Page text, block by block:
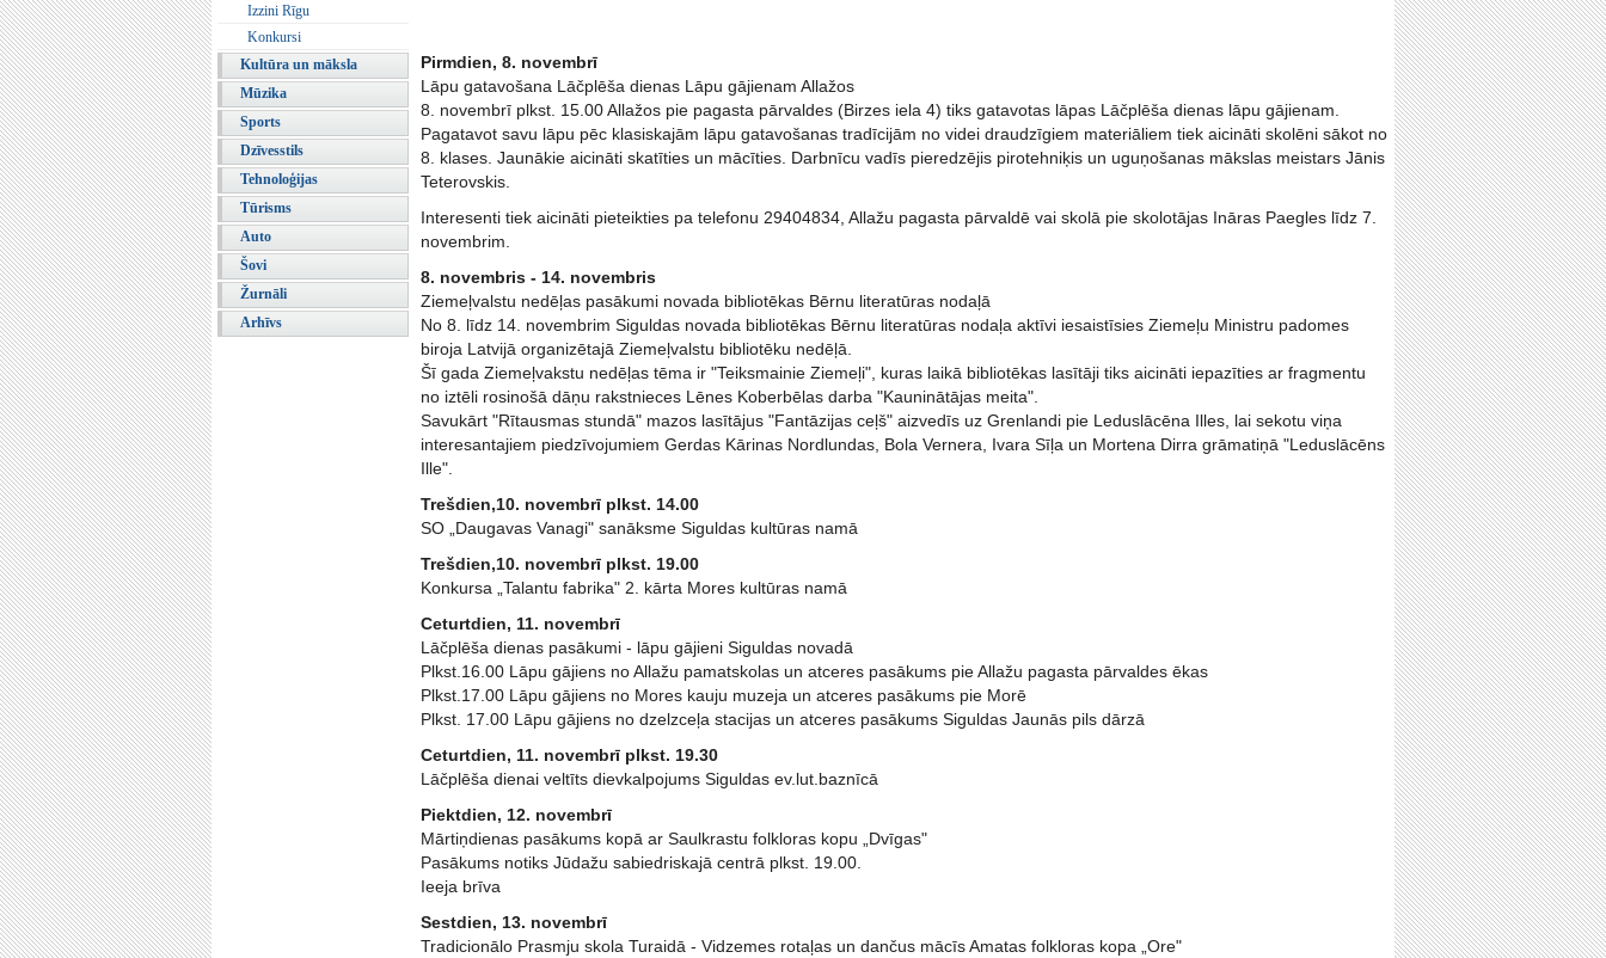
Izzini Rīgu
Konkursi
Kultūra un māksla
Mūzika
Sports
Dzīvesstils
Tehnoloģijas
Tūrisms
Auto
Šovi
Žurnāli
Arhīvs
Pirmdien, 8. novembrī
Lāpu gatavošana Lāčplēša dienas Lāpu gājienam Allažos
8. novembrī plkst. 15.00 Allažos pie pagasta pārvaldes (Birzes iela 4) tiks gatavotas lāpas Lāčplēša dienas lāpu gājienam.
Pagatavot savu lāpu pēc klasiskajām lāpu gatavošanas tradīcijām no videi draudzīgiem materiāliem tiek aicināti skolēni sākot no
8. klases. Jaunākie aicināti skatīties un mācīties. Darbnīcu vadīs pieredzējis pirotehniķis un uguņošanas mākslas meistars Jānis
Teterovskis.
Interesenti tiek aicināti pieteikties pa telefonu 29404834, Allažu pagasta pārvaldē vai skolā pie skolotājas Ināras Paegles līdz 7.
novembrim.
8. novembris - 14. novembris
Ziemeļvalstu nedēļas pasākumi novada bibliotēkas Bērnu literatūras nodaļā
No 8. līdz 14. novembrim Siguldas novada bibliotēkas Bērnu literatūras nodaļa aktīvi iesaistīsies Ziemeļu Ministru padomes
biroja Latvijā organizētajā Ziemeļvalstu bibliotēku nedēļā.
Šī gada Ziemeļvakstu nedēļas tēma ir "Teiksmainie Ziemeļi", kuras laikā bibliotēkas lasītāji tiks aicināti iepazīties ar fragmentu
no iztēli rosinošā dāņu rakstnieces Lēnes Koberbēlas darba "Kauninātājas meita".
Savukārt "Rītausmas stundā" mazos lasītājus "Fantāzijas ceļš" aizvedīs uz Grenlandi pie Leduslācēna Illes, lai sekotu viņa
interesantajiem piedzīvojumiem Gerdas Kārinas Nordlundas, Bola Vernera, Ivara Sīļa un Mortena Dirra grāmatiņā "Leduslācēns
Ille".
Trešdien,10. novembrī plkst. 14.00
SO „Daugavas Vanagi" sanāksme Siguldas kultūras namā
Trešdien,10. novembrī plkst. 19.00
Konkursa „Talantu fabrika" 2. kārta Mores kultūras namā
Ceturtdien, 11. novembrī
Lāčplēša dienas pasākumi - lāpu gājieni Siguldas novadā
Plkst.16.00 Lāpu gājiens no Allažu pamatskolas un atceres pasākums pie Allažu pagasta pārvaldes ēkas
Plkst.17.00 Lāpu gājiens no Mores kauju muzeja un atceres pasākums pie Morē
Plkst. 17.00 Lāpu gājiens no dzelzceļa stacijas un atceres pasākums Siguldas Jaunās pils dārzā
Ceturtdien, 11. novembrī plkst. 19.30
Lāčplēša dienai veltīts dievkalpojums Siguldas ev.lut.baznīcā
Piektdien, 12. novembrī
Mārtiņdienas pasākums kopā ar Saulkrastu folkloras kopu „Dvīgas"
Pasākums notiks Jūdažu sabiedriskajā centrā plkst. 19.00.
Ieeja brīva
Sestdien, 13. novembrī
Tradicionālo Prasmju skola Turaidā - Vidzemes rotaļas un dančus mācīs Amatas folkloras kopa „Ore"